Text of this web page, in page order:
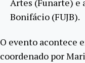
Bonifácio (FUJB).
O evento acontece
coordenado por